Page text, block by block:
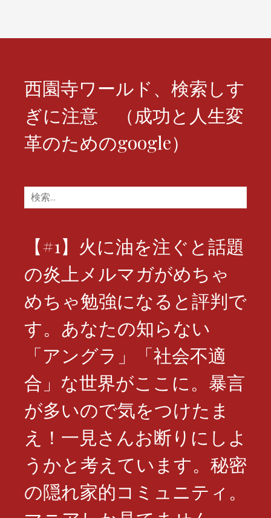
西園寺ワールド、検索しす
ぎに注意 （成功と人生変
革のためのgoogle）
検
索:
【#1】火に油を注ぐと話題
の炎上メルマガがめちゃ
めちゃ勉強になると評判で
す。あなたの知らない
「アングラ」「社会不適
合」な世界がここに。暴言
が多いので気をつけたま
え！一見さんお断りにしよ
うかと考えています。秘密
の隠れ家的コミュニティ。